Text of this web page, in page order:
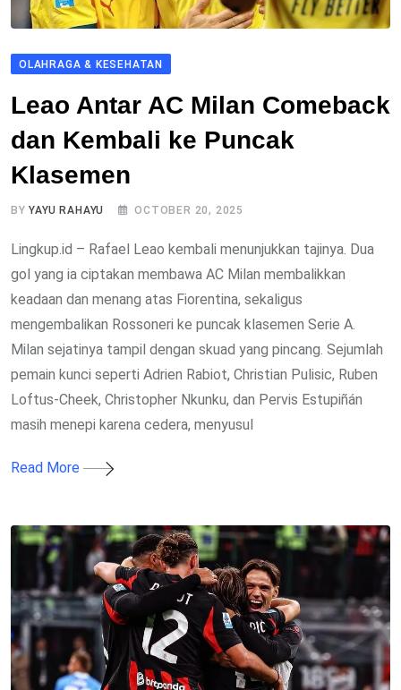
OLAHRAGA & KESEHATAN
Leao Antar AC Milan Comeback
dan Kembali ke Puncak
Klasemen
BYYAYU RAHAYU OCTOBER 20, 2025
Lingkup.id – Rafael Leao kembali menunjukkan tajinya. Dua
gol yang ia ciptakan membawa AC Milan membalikkan
keadaan dan menang atas Fiorentina, sekaligus
mengembalikan Rossoneri ke puncak klasemen Serie A.
Milan sejatinya tampil dengan skuad yang pincang. Sejumlah
pemain kunci seperti Adrien Rabiot, Christian Pulisic, Ruben
Loftus-Cheek, Christopher Nkunku, dan Pervis Estupiñán
masih menepi karena cedera, menyusul
Read More